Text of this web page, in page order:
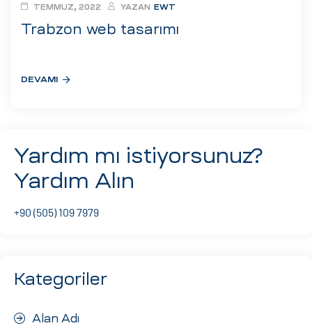
Trabzon web tasarımı
TEMMUZ, 2022 YAZAN EWT
DEVAMI
Yardım mı istiyorsunuz?
Yardım Alın
+90 (505) 109 7979
Kategoriler
Alan Adı